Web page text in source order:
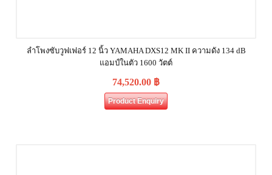
ลำโพงซับวูฟเฟอร์ 12 นิ้ว YAMAHA DXS12 MK II ความดัง 134 dB
แอมป์ในตัว 1600 วัตต์
74,520.00 ฿
Product Enquiry